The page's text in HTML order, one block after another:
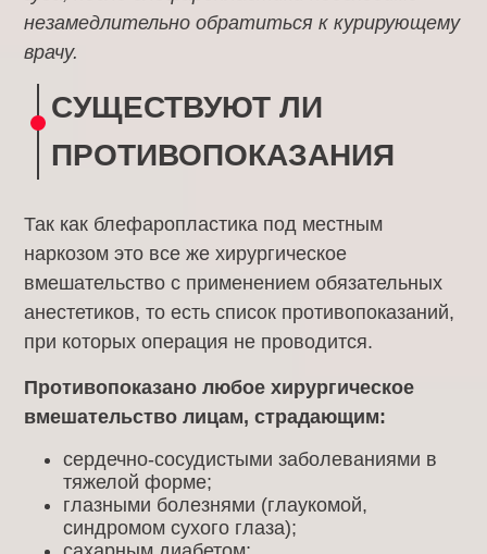
незамедлительно обратиться к курирующему
врачу.
СУЩЕСТВУЮТ ЛИ
ПРОТИВОПОКАЗАНИЯ
Так как блефаропластика под местным
наркозом это все же хирургическое
вмешательство с применением обязательных
анестетиков, то есть список противопоказаний,
при которых операция не проводится.
Противопоказано любое хирургическое
вмешательство лицам, страдающим:
сердечно-сосудистыми заболеваниями в
тяжелой форме;
глазными болезнями (глаукомой,
синдромом сухого глаза);